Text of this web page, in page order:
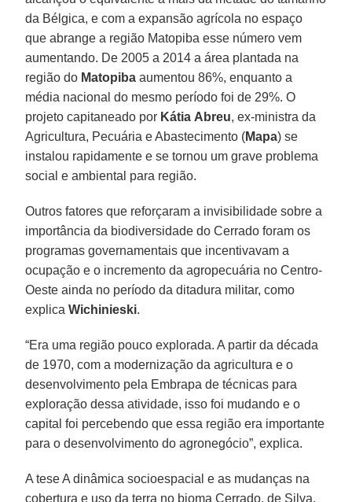
da Bélgica, e com a expansão agrícola no espaço
que abrange a região Matopiba esse número vem
aumentando. De 2005 a 2014 a área plantada na
região do Matopiba aumentou 86%, enquanto a
média nacional do mesmo período foi de 29%. O
projeto capitaneado por Kátia Abreu, ex-ministra da
Agricultura, Pecuária e Abastecimento (Mapa) se
instalou rapidamente e se tornou um grave problema
social e ambiental para região.
Outros fatores que reforçaram a invisibilidade sobre a
importância da biodiversidade do Cerrado foram os
programas governamentais que incentivavam a
ocupação e o incremento da agropecuária no Centro-
Oeste ainda no período da ditadura militar, como
explicaWichinieski.
“Era uma região pouco explorada. A partir da década
de 1970, com a modernização da agricultura e o
desenvolvimento pela Embrapa de técnicas para
exploração dessa atividade, isso foi mudando e o
capital foi percebendo que essa região era importante
para o desenvolvimento do agronegócio”, explica.
A tese A dinâmica socioespacial e as mudanças na
cobertura e uso da terra no bioma Cerrado, de Silva,